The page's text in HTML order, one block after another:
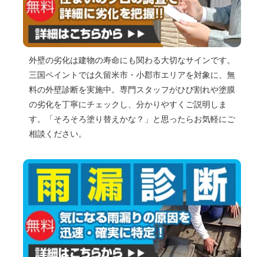
外壁の劣化は建物の寿命にも関わる大切なサインです。
三国ペイントでは久留米市・小郡市エリアを対象に、無
料の外壁診断を実施中。専門スタッフがひび割れや塗膜
の劣化を丁寧にチェックし、分かりやすくご説明しま
す。「そろそろ塗り替えかな？」と思ったらお気軽にご